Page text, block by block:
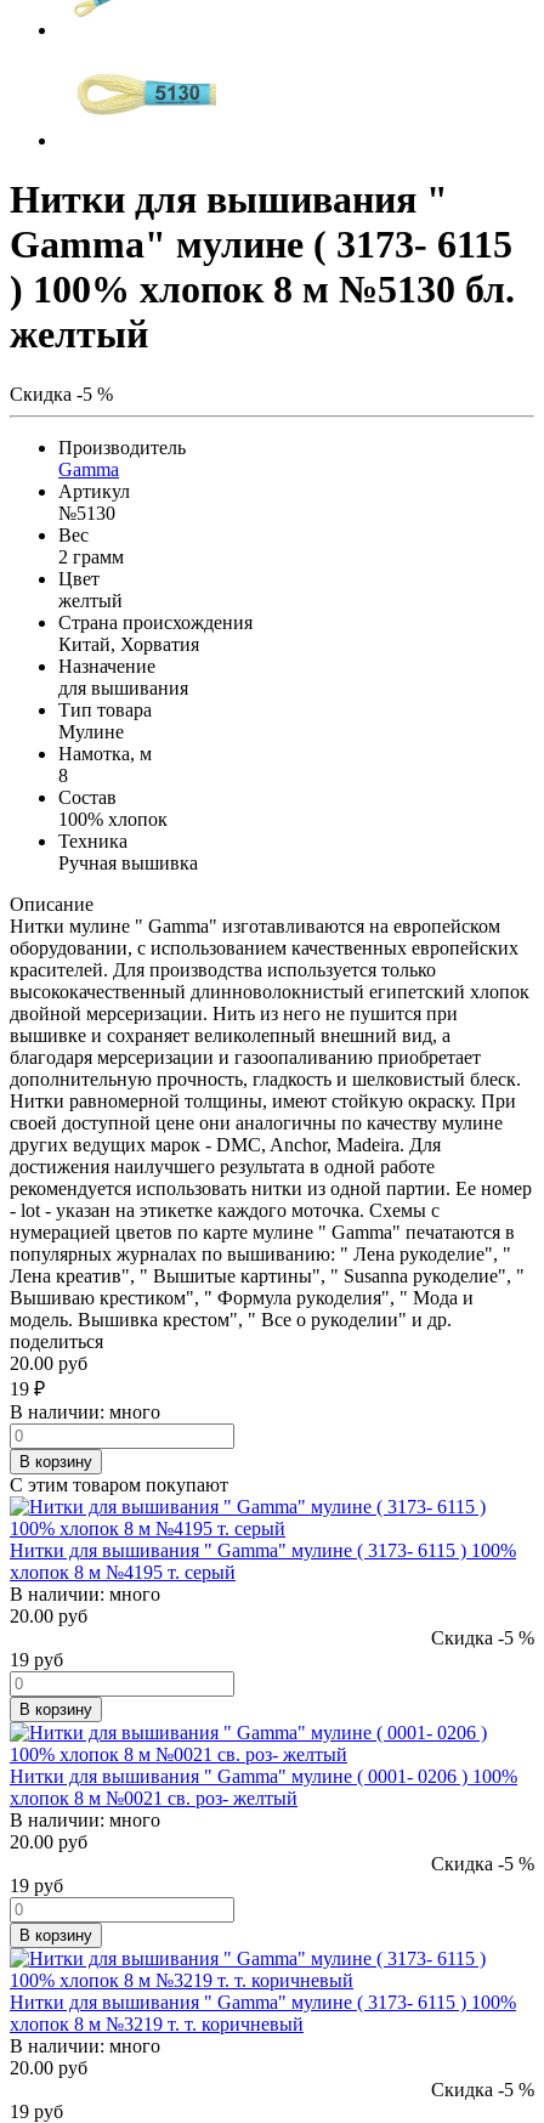
Нитки для вышивания "
Gamma" мулине ( 3173- 6115
) 100% хлопок 8 м №5130 бл.
желтый
Скидка -5 %
Производитель
Gamma
Артикул
№5130
Вес
2 грамм
Цвет
желтый
Страна происхождения
Китай, Хорватия
Назначение
для вышивания
Тип товара
Мулине
Намотка, м
8
Состав
100% хлопок
Техника
Ручная вышивка
Описание
Нитки мулине " Gamma" изготавливаются на европейском
оборудовании, с использованием качественных европейских
красителей. Для производства используется только
высококачественный длинноволокнистый египетский хлопок
двойной мерсеризации. Нить из него не пушится при
вышивке и сохраняет великолепный внешний вид, а
благодаря мерсеризации и газоопаливанию приобретает
дополнительную прочность, гладкость и шелковистый блеск.
Нитки равномерной толщины, имеют стойкую окраску. При
своей доступной цене они аналогичны по качеству мулине
других ведущих марок - DMC, Anchor, Madeira. Для
достижения наилучшего результата в одной работе
рекомендуется использовать нитки из одной партии. Ее номер
- lot - указан на этикетке каждого моточка. Схемы с
нумерацией цветов по карте мулине " Gamma" печатаются в
популярных журналах по вышиванию: " Лена рукоделие", "
Лена креатив", " Вышитые картины", " Susanna рукоделие", "
Вышиваю крестиком", " Формула рукоделия", " Мода и
модель. Вышивка крестом", " Все о рукоделии" и др.
поделиться
20.00 руб
19 ₽
В наличии: много
В корзину
С этим товаром покупают
Нитки для вышивания " Gamma" мулине ( 3173- 6115 ) 100%
хлопок 8 м №4195 т. серый
В наличии: много
20.00 руб
Скидка -5 %
19 руб
В корзину
Нитки для вышивания " Gamma" мулине ( 0001- 0206 ) 100%
хлопок 8 м №0021 св. роз- желтый
В наличии: много
20.00 руб
Скидка -5 %
19 руб
В корзину
Нитки для вышивания " Gamma" мулине ( 3173- 6115 ) 100%
хлопок 8 м №3219 т. т. коричневый
В наличии: много
20.00 руб
Скидка -5 %
19 руб